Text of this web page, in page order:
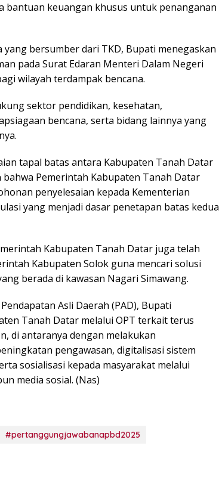
bantuan keuangan khusus untuk penanganan
bersumber dari TKD, Bupati menegaskan
pada Surat Edaran Menteri Dalam Negeri
wilayah terdampak bencana.
sektor pendidikan, kesehatan,
bencana, serta bidang lainnya yang
tapal batas antara Kabupaten Tanah Datar
Pemerintah Kabupaten Tanah Datar
penyelesaian kepada Kementerian
yang menjadi dasar penetapan batas kedua
Kabupaten Tanah Datar juga telah
Kabupaten Solok guna mencari solusi
berada di kawasan Nagari Simawang.
Asli Daerah (PAD), Bupati
Tanah Datar melalui OPT terkait terus
di antaranya dengan melakukan
pengawasan, digitalisasi sistem
sosialisasi kepada masyarakat melalui
media sosial. (Nas)
#pertanggungjawabanapbd2025